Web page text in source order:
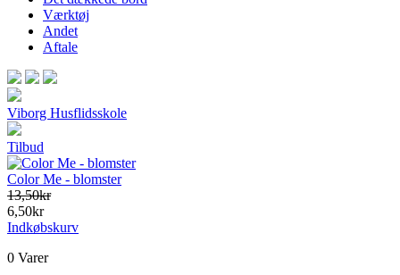
Værktøj
Andet
Aftale
Viborg Husflidsskole
Tilbud
Color Me - blomster
13,50kr
6,50kr
Indkøbskurv
0 Varer